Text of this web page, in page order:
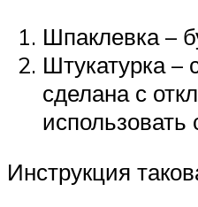
Шпаклевка –
Штукатурка –
сделана с
Инструкция